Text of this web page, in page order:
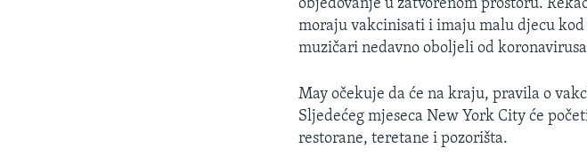
objedovanje u zatvorenom prostoru.
moraju vakcinisati i imaju malu djecu kod
muzičari nedavno oboljeli od
May očekuje da će na kraju, pravila o
Sljedećeg mjeseca New York City će
restorane, teretane i pozorišta.